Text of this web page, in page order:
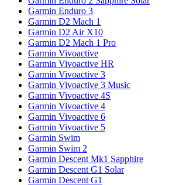
Garmin Enduro 3
Garmin D2 Mach 1
Garmin D2 Air X10
Garmin D2 Mach 1 Pro
Garmin Vivoactive
Garmin Vivoactive HR
Garmin Vivoactive 3
Garmin Vivoactive 3 Music
Garmin Vivoactive 4S
Garmin Vivoactive 4
Garmin Vivoactive 6
Garmin Vivoactive 5
Garmin Swim
Garmin Swim 2
Garmin Descent Mk1 Sapphire
Garmin Descent G1 Solar
Garmin Descent G1